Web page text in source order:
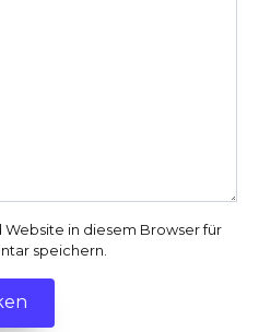
Website in diesem Browser für
speichern.